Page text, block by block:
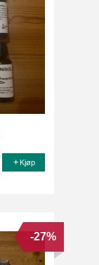
Kjøp
-27%